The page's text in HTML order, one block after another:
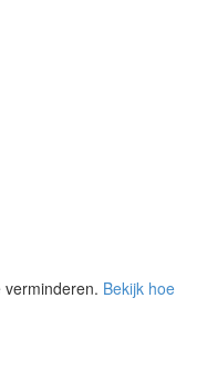
verminderen. Bekijk hoe